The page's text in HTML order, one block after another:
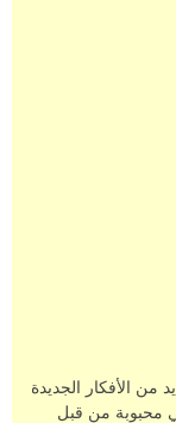
من الأفكار الجديدة
محبوبة من قبل